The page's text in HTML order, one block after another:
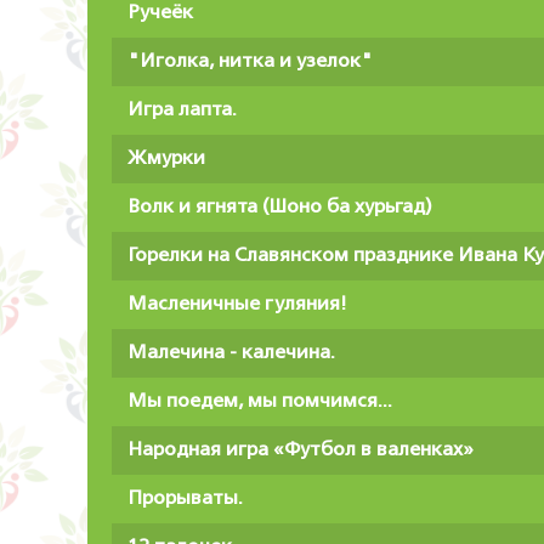
Ручеёк
"Иголка, нитка и узелок"
Игра лапта.
Жмурки
Волк и ягнята (Шоно ба хурьгад)
Горелки на Славянском празднике Ивана
Масленичные гуляния!
Малечина - калечина.
Мы поедем, мы помчимся...
Народная игра «Футбол в валенках»
Прорываты.